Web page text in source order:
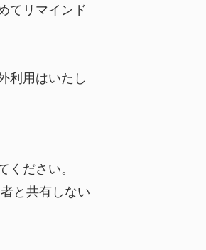
てリマインド
利用はいたし
ださい。
と共有しない